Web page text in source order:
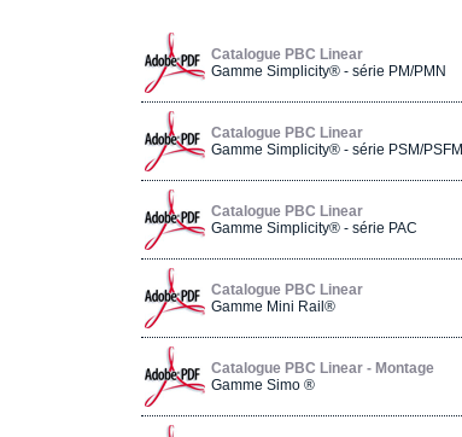
Catalogue PBC Linear
Gamme Simplicity® - série PM/PMN
Catalogue PBC Linear
Gamme Simplicity® - série PSM/PSFM
Catalogue PBC Linear
Gamme Simplicity® - série PAC
Catalogue PBC Linear
Gamme Mini Rail®
Catalogue PBC Linear - Montage
Gamme Simo ®